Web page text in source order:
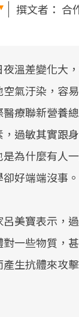
撰文者： 合
溫差變化大
氣汙染，容
療聯新營養
過敏其實跟
為什麼有人
好端端沒事。
美寶表示，
一些物質，
生抗體來攻